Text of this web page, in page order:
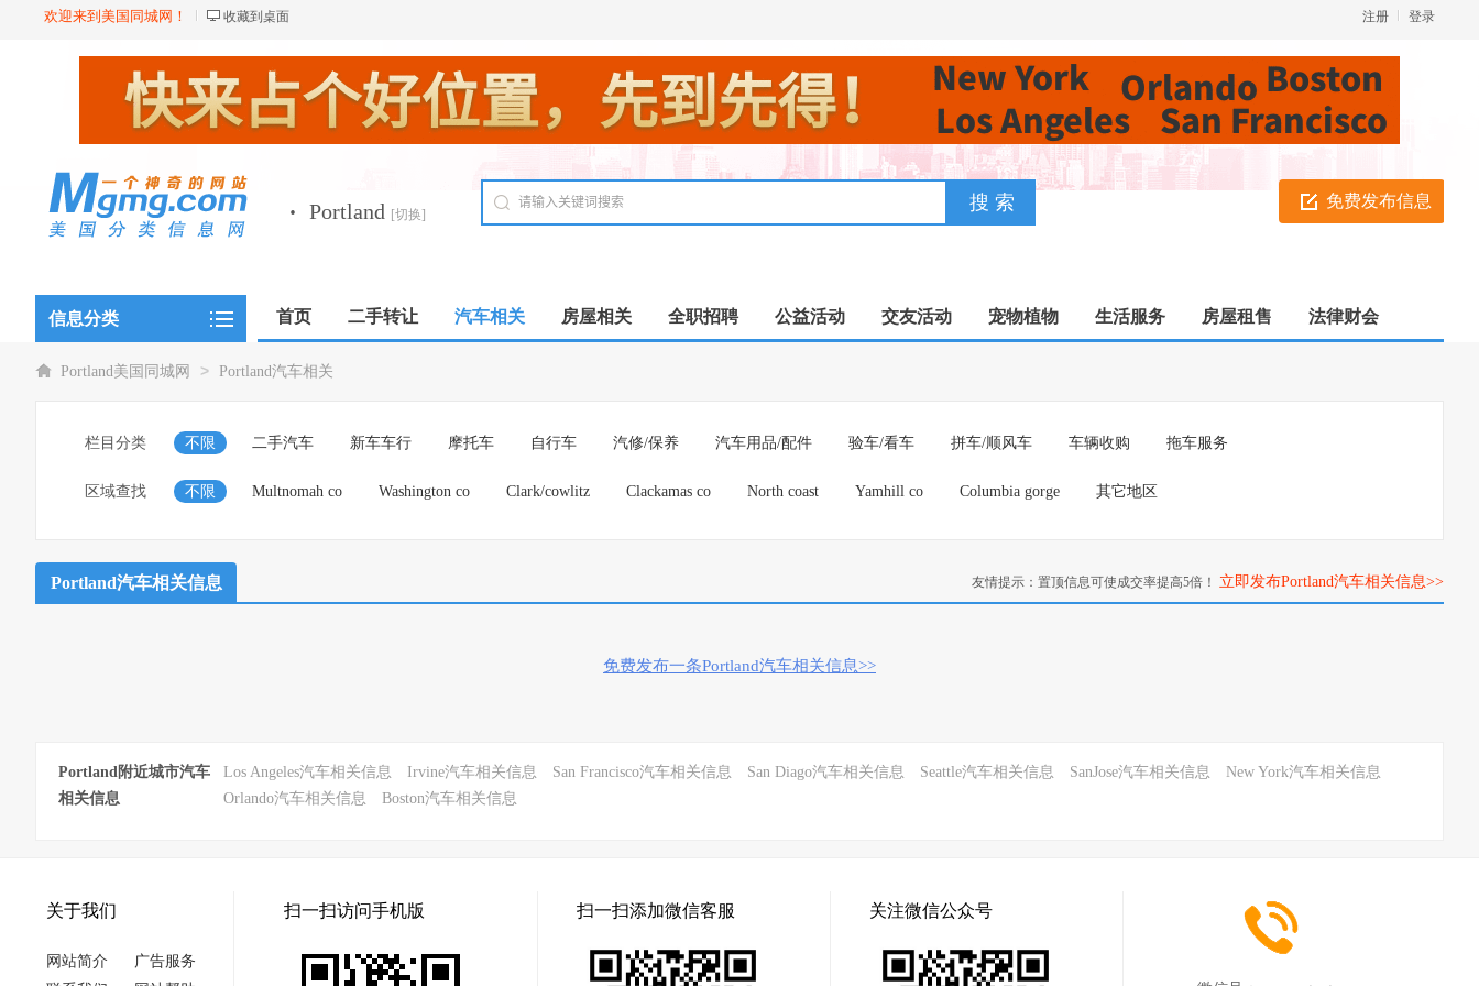
欢迎来到美国同城网！ 收藏到桌面 登录
注册
免费发布信息
· Portland [切换]
信息分类 首页 二手转让 汽车相关 房屋相关 全职招聘 公益活动 交友活动 宠物植物 生活服务 房屋租售 法律财会
新闻资讯
Portland美国同城网 > Portland汽车相关
栏目分类 不限 二手汽车 新车车行 摩托车 自行车 汽修/保养 汽车用品/配件 验车/看车 拼车/顺风车 车辆收购 拖车服务
区域查找 不限 Multnomah co Washington co Clark/cowlitz Clackamas co North coast Yamhill co Columbia gorge 其它地区
Portland汽车相关信息 友情提示：置顶信息可使成交率提高5倍！ 立即发布Portland汽车相关信息>>
免费发布一条Portland汽车相关信息>>
Portland附近城市汽车
相关信息
Los Angeles汽车相关信息 Irvine汽车相关信息 San Francisco汽车相关信息 San Diago汽车相关信息 Seattle汽车相关信息 SanJose汽车相关信息
New York汽车相关信息
Orlando汽车相关信息
Boston汽车相关信息
关于我们
网站简介
广告服务
扫一扫访问手机版 扫一扫添加微信客服 关注微信公众号